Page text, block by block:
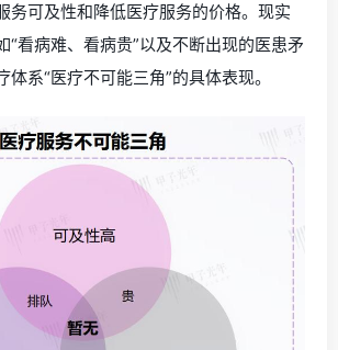
务可及性和降低医疗服务的价格。现实
“看病难、看病贵”以及不断出现的医患矛
体系“医疗不可能三角”的具体表现。